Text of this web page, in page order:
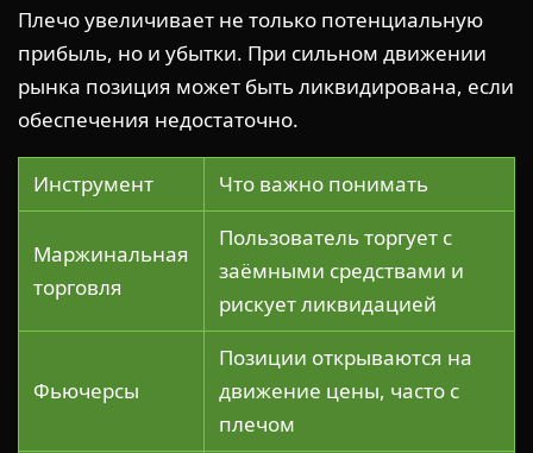
Плечо увеличивает не только потенциальную
прибыль, но и убытки. При сильном движении
рынка позиция может быть ликвидирована, если
обеспечения недостаточно.
Инструмент Что важно понимать
Маржинальная
торговля
Пользователь торгует с
заёмными средствами и
рискует ликвидацией
Фьючерсы
Позиции открываются на
движение цены, часто с
плечом